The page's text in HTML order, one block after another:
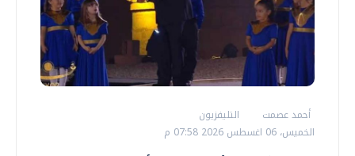
أحمد عصمت
التليفزيون
الخميس، 06 اغسطس 2026 07:58 م